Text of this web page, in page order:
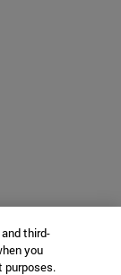
third-
you
purposes.